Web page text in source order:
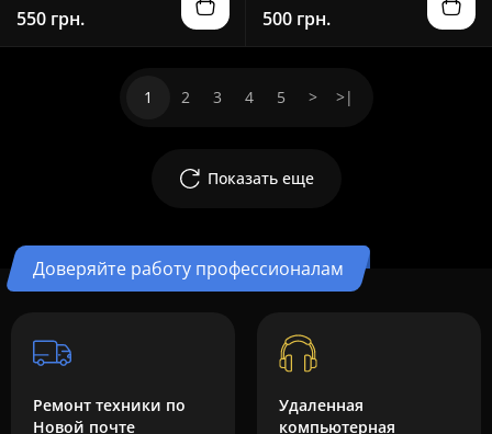
550 грн. 500 грн.
Показать еще
1 2 3 4 5 > >|
Доверяйте работу профессионалам
Ремонт техники по
Новой почте
Удаленная
компьютерная